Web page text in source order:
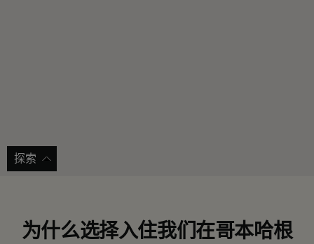
探索
为什么选择入住我们在哥本哈根